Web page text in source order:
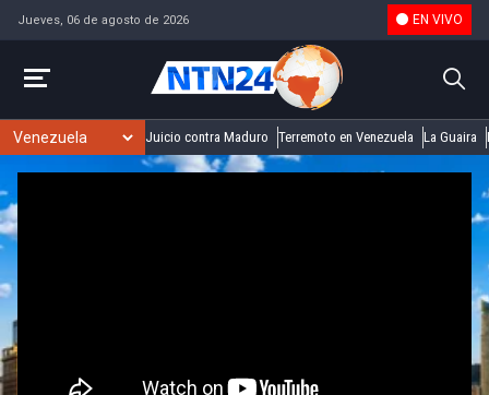
Jueves, 06 de agosto de 2026 EN VIVO
Juicio contra Maduro Terremoto en Venezuela La Guaira